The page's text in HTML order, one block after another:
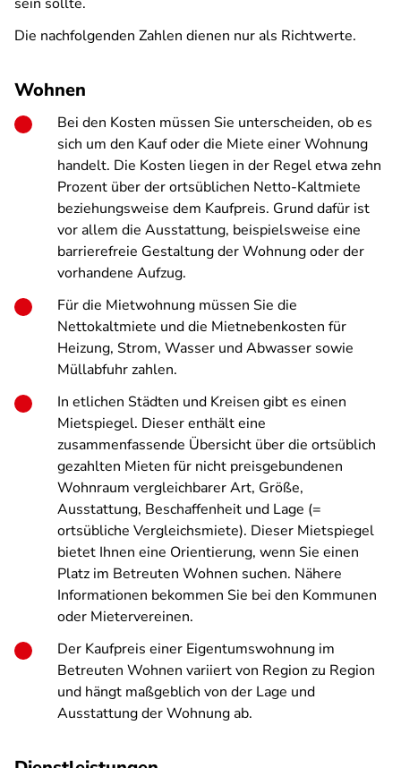
Die nachfolgenden Zahlen dienen nur als Richtwerte.
Wohnen
Bei den Kosten müssen Sie unterscheiden, ob es
sich um den Kauf oder die Miete einer Wohnung
handelt. Die Kosten liegen in der Regel etwa zehn
Prozent über der ortsüblichen Netto-Kaltmiete
beziehungsweise dem Kaufpreis. Grund dafür ist
vor allem die Ausstattung, beispielsweise eine
barrierefreie Gestaltung der Wohnung oder der
vorhandene Aufzug.
Für die Mietwohnung müssen Sie die
Nettokaltmiete und die Mietnebenkosten für
Heizung, Strom, Wasser und Abwasser sowie
Müllabfuhr zahlen.
In etlichen Städten und Kreisen gibt es einen
Mietspiegel. Dieser enthält eine
zusammenfassende Übersicht über die ortsüblich
gezahlten Mieten für nicht preisgebundenen
Wohnraum vergleichbarer Art, Größe,
Ausstattung, Beschaffenheit und Lage (=
ortsübliche Vergleichsmiete). Dieser Mietspiegel
bietet Ihnen eine Orientierung, wenn Sie einen
Platz im Betreuten Wohnen suchen. Nähere
Informationen bekommen Sie bei den Kommunen
oder Mietervereinen.
Der Kaufpreis einer Eigentumswohnung im
Betreuten Wohnen variiert von Region zu Region
und hängt maßgeblich von der Lage und
Ausstattung der Wohnung ab.